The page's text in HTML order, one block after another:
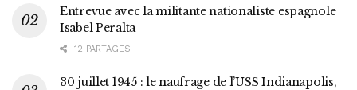
Entrevue avec la militante nationaliste espagnole
Isabel Peralta
12 PARTAGES
30 juillet 1945 : le naufrage de l’USS Indianapolis,